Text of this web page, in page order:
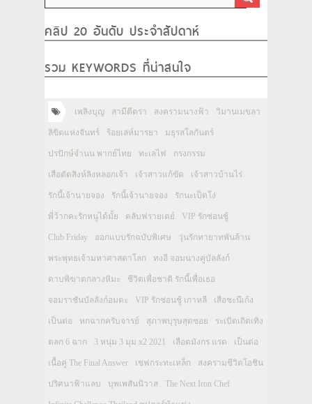
คลิป 20 อันดับ ประจำสัปดาห์
รวม KEYWORDS ที่น่าสนใจ
เพลิงบุญ สามีตีตรา สงครามนางฟ้า วิมานเมขลา
ลิขิตแห่งจันทร์ ร้อยเล่ห์มารยา มธุรสโลกันตร์
ปรปักษ์จำนน พากย์ไทย ทะเลไฟ กรงกรรม
เสือตัดสิงห์ลิงหลอกเจ้า เจ้าสาวแก้ขัด เจ้าสาวบ้านไร่
รักนี้เจ้านายจอง รักนี้เจ้านายจอง รักนะเป็ดโง่
พี่ว้ากคะรักหนูได้มั้ย คลับฟรายเดย์ VIP รักซ่อนชู้
Club Friday ออกแบบรักฉบับพิเศษ วุ่นรักทายาทพันล้าน
พระพุทธเจ้ามหาศาสดาโลก ทงอี จอมนางคู่บัลลังก์
ดาบพิฆาตกลางหิมะ ชีวิตเพื่อชาติ รักนี้เพื่อเธอ
จอมราชันบัลลังก์อมตะ VIP รักซ่อนชู้ เกาหลี เสือชะนีเก้ง
เป็นต่อ หกฉากครับจารย์ สุภาพบุรุษสุดซอย ระเบิดเถิดเทิง
ตลก 6 ฉาก 3 หนุ่ม 3 มุม x2 2021 เลือดมังกร แรด เป็นต่อ
เนื้อคู่ The Final Answer เชฟกระทะเหล็ก สงครามชีวิตโอชิน
ปริศนาฟ้าแลบ บุพเพสันนิวาส The Next Iron Chef